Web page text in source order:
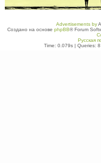
Advertisements by
Создано на основе phpBB® Forum
Русская
Time: 0.079s| Queries: 8